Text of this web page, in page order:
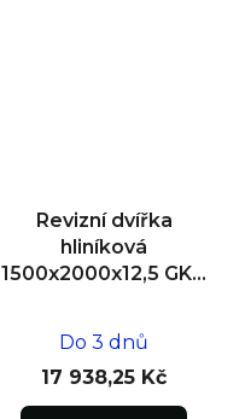
Revizní dvířka
hliníková
1500x2000x12,5 GKB
Do 3 dnů
17 938,25 Kč